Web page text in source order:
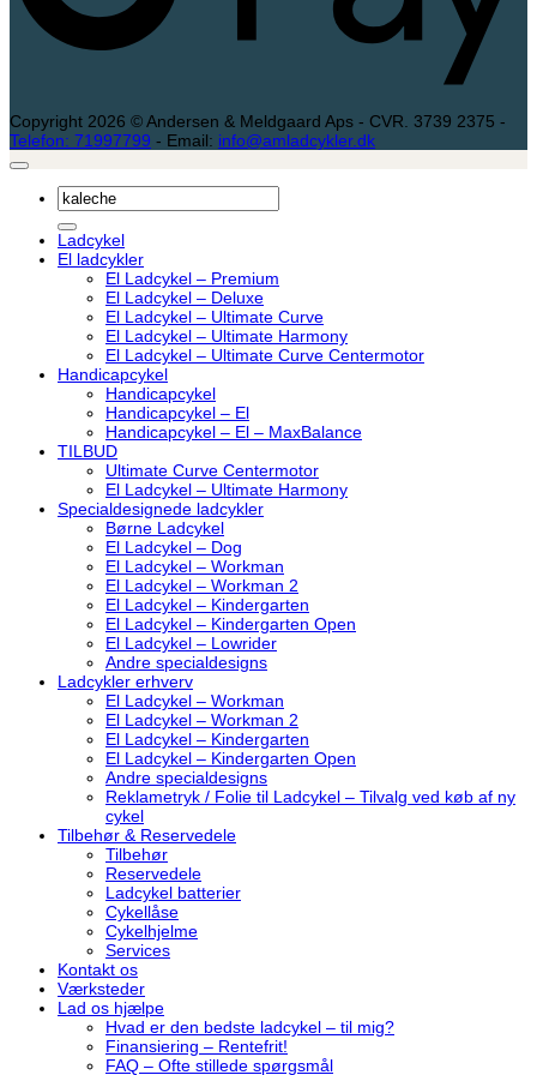
Copyright 2026 © Andersen & Meldgaard Aps - CVR. 3739 2375 -
Telefon: 71997799 - Email: info@amladcykler.dk
Søg
efter:
Ladcykel
El ladcykler
El Ladcykel – Premium
El Ladcykel – Deluxe
El Ladcykel – Ultimate Curve
El Ladcykel – Ultimate Harmony
El Ladcykel – Ultimate Curve Centermotor
Handicapcykel
Handicapcykel
Handicapcykel – El
Handicapcykel – El – MaxBalance
TILBUD
Ultimate Curve Centermotor
El Ladcykel – Ultimate Harmony
Specialdesignede ladcykler
Børne Ladcykel
El Ladcykel – Dog
El Ladcykel – Workman
El Ladcykel – Workman 2
El Ladcykel – Kindergarten
El Ladcykel – Kindergarten Open
El Ladcykel – Lowrider
Andre specialdesigns
Ladcykler erhverv
El Ladcykel – Workman
El Ladcykel – Workman 2
El Ladcykel – Kindergarten
El Ladcykel – Kindergarten Open
Andre specialdesigns
Reklametryk / Folie til Ladcykel – Tilvalg ved køb af ny
cykel
Tilbehør & Reservedele
Tilbehør
Reservedele
Ladcykel batterier
Cykellåse
Cykelhjelme
Services
Kontakt os
Værksteder
Lad os hjælpe
Hvad er den bedste ladcykel – til mig?
Finansiering – Rentefrit!
FAQ – Ofte stillede spørgsmål